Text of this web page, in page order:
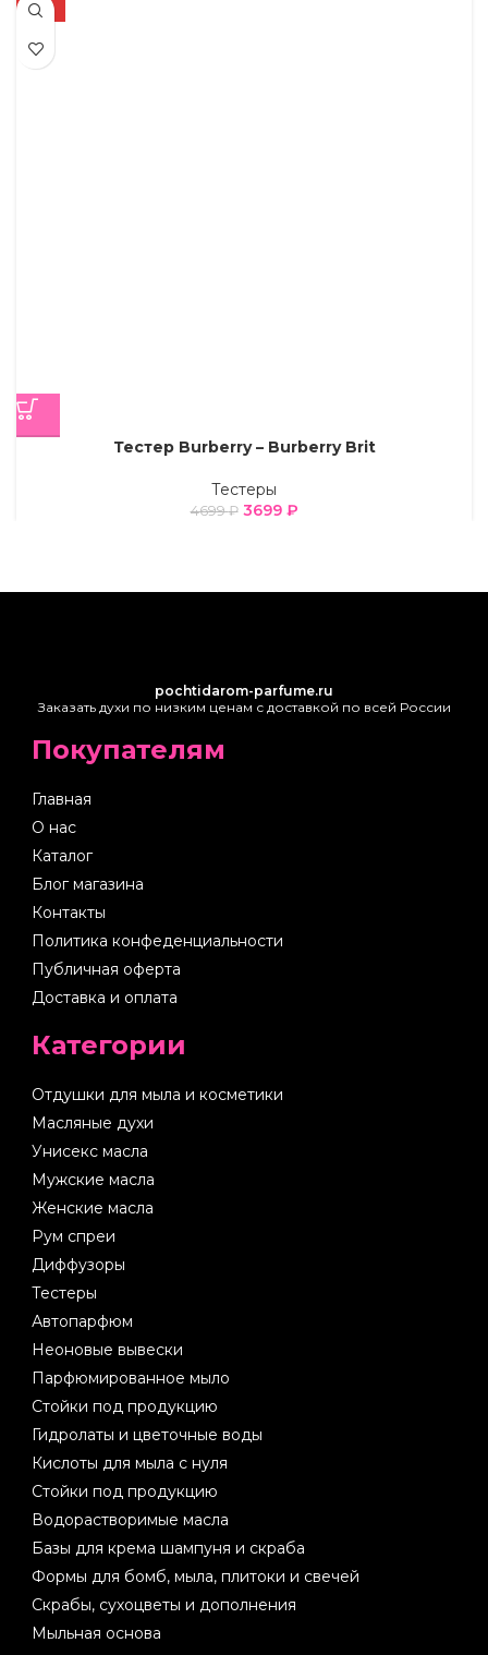
-21%
Тестер Burberry – Burberry Brit
Тестеры
4699₽ 3699 ₽
pochtidarom-parfume.ru
Заказать духи по низким ценам с доставкой по всей России
Покупателям
Главная
О нас
Каталог
Блог магазина
Контакты
Политика конфеденциальности
Публичная оферта
Доставка и оплата
Категории
Отдушки для мыла и косметики
Масляные духи
Унисекс масла
Мужские масла
Женские масла
Рум спреи
Диффузоры
Тестеры
Автопарфюм
Неоновые вывески
Парфюмированное мыло
Стойки под продукцию
Гидролаты и цветочные воды
Кислоты для мыла с нуля
Стойки под продукцию
Водорастворимые масла
Базы для крема шампуня и скраба
Формы для бомб, мыла, плитоки и свечей
Скрабы, сухоцветы и дополнения
Мыльная основа